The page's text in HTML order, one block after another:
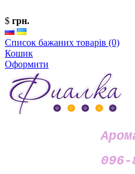
$ грн.
Список бажаних товарів (0)
Кошик
Оформити